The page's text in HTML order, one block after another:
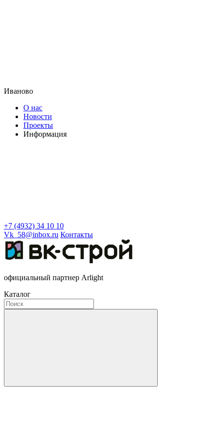
Иваново
О нас
Новости
Проекты
Информация
+7 (4932) 34 10 10
Vk_58@inbox.ru Контакты
официальный партнер Arlight
Каталог